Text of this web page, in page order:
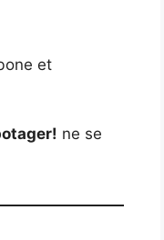
et
ne se